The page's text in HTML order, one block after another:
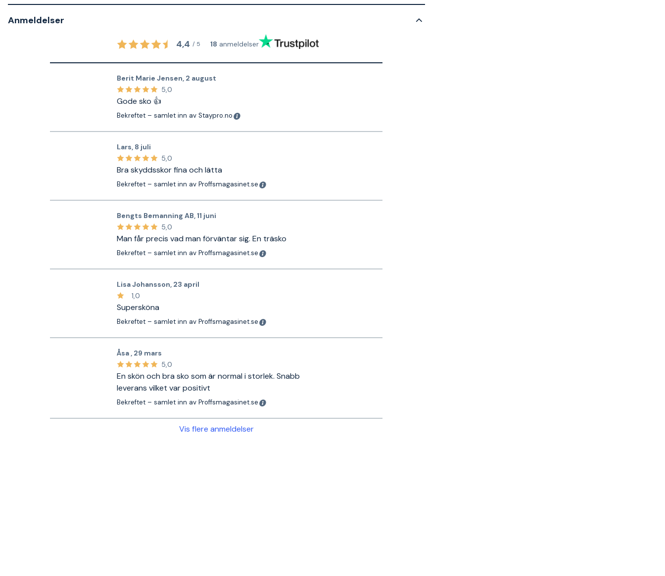
Anmeldelser
4,4 / 5 18 anmeldelser
Berit Marie Jensen, 2 august
5,0
Gode sko 👍
Bekreftet – samlet inn av Staypro.no
Lars, 8 juli
5,0
Bra skyddsskor fina och lätta
Bekreftet – samlet inn av Proffsmagasinet.se
Bengts Bemanning AB,11 juni
5,0
Man får precis vad man förväntar sig. En träsko
Bekreftet – samlet inn av Proffsmagasinet.se
Lisa Johansson, 23 april
1,0
Supersköna
Bekreftet – samlet inn av Proffsmagasinet.se
Åsa , 29 mars
5,0
En skön och bra sko som är normal i storlek. Snabb
leverans vilket var positivt
Bekreftet – samlet inn av Proffsmagasinet.se
Vis flere anmeldelser